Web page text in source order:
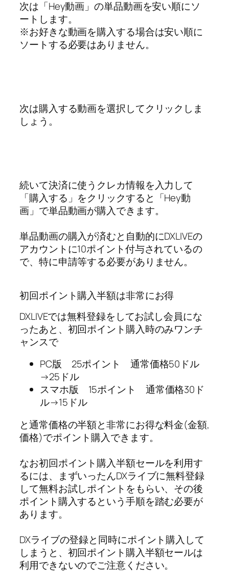
次は「Hey動画」の単品動画を安い順にソ
ートします。
※お好きな動画を購入する場合は安い順に
ソートする必要はありません。
次は購入する動画を選択してクリックしま
しょう。
続いて決済に使うクレカ情報を入力して
「購入する」をクリックすると「Hey動
画」で単品動画が購入できます。
単品動画の購入が済むと自動的にDXLIVEの
アカウントに10ポイント付与されているの
で、特に申請等する必要がありません。
初回ポイント購入半額は非常にお得
DXLIVEでは無料登録をしてお試し会員にな
ったあと、初回ポイント購入時のみワンチ
ャンスで
PC版 25ポイント 通常価格50ドル
→25ドル
スマホ版 15ポイント 通常価格30ド
ル→15ドル
と通常価格の半額と非常にお得な料金(金額,
価格)でポイント購入できます。
なお初回ポイント購入半額セールを利用す
るには、まずいったんDXライブに無料登録
して無料お試しポイントをもらい、その後
ポイント購入するという手順を踏む必要が
あります。
DXライブの登録と同時にポイント購入して
しまうと、初回ポイント購入半額セールは
利用できないのでご注意ください。